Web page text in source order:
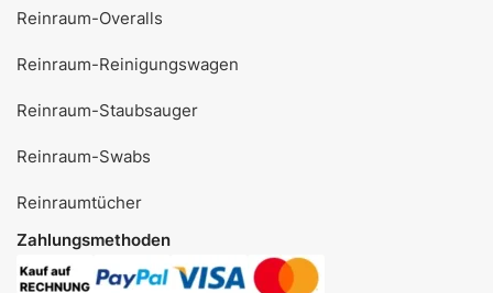
Reinraum-Overalls
Reinraum-Reinigungswagen
Reinraum-Staubsauger
Reinraum-Swabs
Reinraumtücher
Zahlungsmethoden